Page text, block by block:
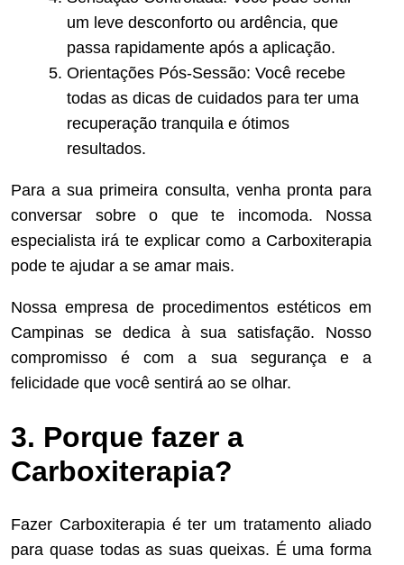
um leve desconforto ou ardência, que
passa rapidamente após a aplicação.
Orientações Pós-Sessão: Você recebe
todas as dicas de cuidados para ter uma
recuperação tranquila e ótimos
resultados.
Para a sua primeira consulta, venha pronta para
conversar sobre o que te incomoda. Nossa
especialista irá te explicar como a Carboxiterapia
pode te ajudar a se amar mais.
Nossa empresa de procedimentos estéticos em
Campinas se dedica à sua satisfação. Nosso
compromisso é com a sua segurança e a
felicidade que você sentirá ao se olhar.
3. Porque fazer a
Carboxiterapia?
Fazer Carboxiterapia é ter um tratamento aliado
para quase todas as suas queixas. É uma forma